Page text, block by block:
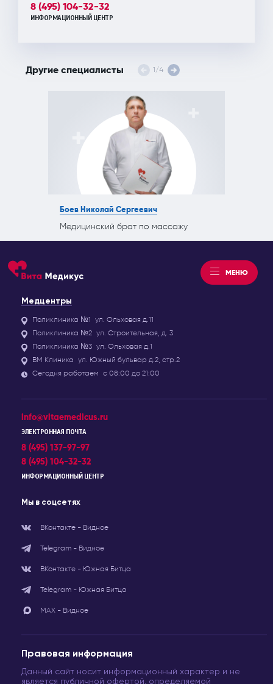
8 (495) 104-32-32
ИНФОРМАЦИОННЫЙ ЦЕНТР
Другие специалисты 1 /4
Боев Николай Сергеевич
Медицинский брат по массажу
МЕНЮ
Медцентры
Поликлиника №1 ул. Ольховая д.11
Поликлиника №2 ул. Строительная, д. 3
Поликлиника №3 ул. Ольховая д.1
ВМ Клиника ул. Южный бульвар д.2, стр.2
Сегодня работаем с 08:00 до 21:00
info@vitaemedicus.ru
ЭЛЕКТРОННАЯ ПОЧТА
8 (495) 137-97-97
8 (495) 104-32-32
ИНФОРМАЦИОННЫЙ ЦЕНТР
Мы в соцсетях
ВКонтакте - Видное
Telegram - Видное
ВКонтакте - Южная Битца
Telegram - Южная Битца
МАХ - Видное
Правовая информация
Данный сайт носит информационный характер и не
является публичной офертой, определяемой